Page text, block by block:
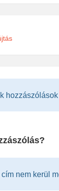
hozzászólások
nem kerül